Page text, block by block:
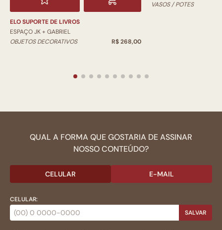
ELO SUPORTE DE LIVROS
ESPAÇO JK + GABRIEL
OBJETOS DECORATIVOS
R$ 268,00
VASOS / POTES
QUAL A FORMA QUE GOSTARIA DE ASSINAR
NOSSO CONTEÚDO?
CELULAR E-MAIL
CELULAR:
SALVAR